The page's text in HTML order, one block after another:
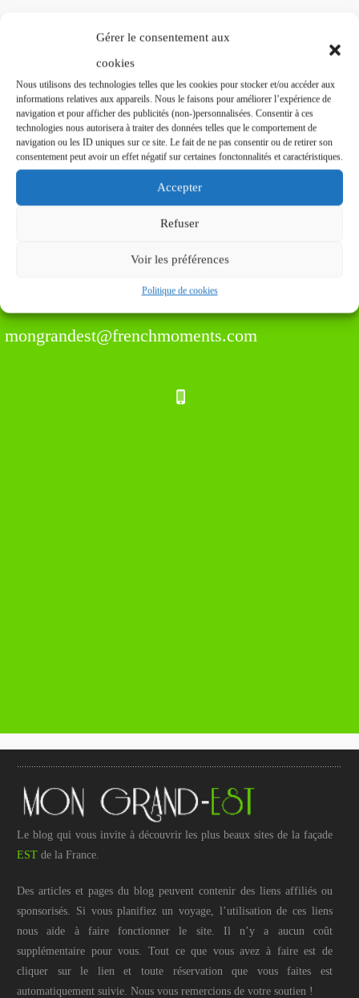
Gérer le consentement aux
cookies
Nous utilisons des technologies telles que les cookies pour stocker et/ou accéder aux
informations relatives aux appareils. Nous le faisons pour améliorer l’expérience de
navigation et pour afficher des publicités (non-)personnalisées. Consentir à ces
technologies nous autorisera à traiter des données telles que le comportement de
navigation ou les ID uniques sur ce site. Le fait de ne pas consentir ou de retirer son
consentement peut avoir un effet négatif sur certaines fonctonnalités et caractéristiques.
Accepter
Refuser
Voir les préférences
Politique de cookies
Find us Here
Chantry House, 22 Upperton Road, Eastbourne,
East Sussex, BN21 1BF, Royaume-Uni
mongrandest@frenchmoments.com
Le blog qui vous invite à découvrir les plus beaux sites de la façade
EST de la France.
Des articles et pages du blog peuvent contenir des liens affiliés ou
sponsorisés. Si vous planifiez un voyage, l’utilisation de ces liens
nous aide à faire fonctionner le site. Il n’y a aucun coût
supplémentaire pour vous. Tout ce que vous avez à faire est de
cliquer sur le lien et toute réservation que vous faites est
automatiquement suivie. Nous vous remercions de votre soutien !